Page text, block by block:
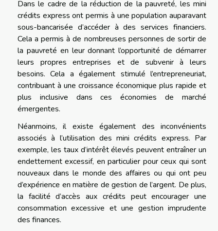
Dans le cadre de la réduction de la pauvreté, les mini
crédits express ont permis à une population auparavant
sous-bancarisée d’accéder à des services financiers.
Cela a permis à de nombreuses personnes de sortir de
la pauvreté en leur donnant l’opportunité de démarrer
leurs propres entreprises et de subvenir à leurs
besoins. Cela a également stimulé l’entrepreneuriat,
contribuant à une croissance économique plus rapide et
plus inclusive dans ces économies de marché
émergentes.
Néanmoins, il existe également des inconvénients
associés à l’utilisation des mini crédits express. Par
exemple, les taux d’intérêt élevés peuvent entraîner un
endettement excessif, en particulier pour ceux qui sont
nouveaux dans le monde des affaires ou qui ont peu
d’expérience en matière de gestion de l’argent. De plus,
la facilité d’accès aux crédits peut encourager une
consommation excessive et une gestion imprudente
des finances.